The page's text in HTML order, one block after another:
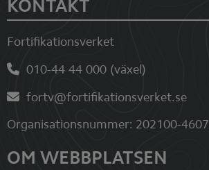
KONTAKT
Fortifikationsverket
010-44 44 000 (växel)
fortv@fortifikationsverket.se
Organisationsnummer: 202100-4607
OM WEBBPLATSEN